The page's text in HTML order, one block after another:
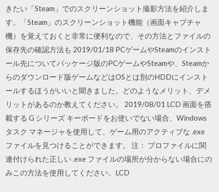
きたい「Steam」でのスクリーンショット撮影方法を紹介しま
す。「Steam」のスクリーンショット機能（画面キャプチャ
機）を覚えておくと非常に便利なので、その方法とファイルの
保存先の確認方法も 2019/01/18 PCゲームやSteamのインスト
ール先についてパッケージ版のPCゲームやSteamや、Steamか
らのダウンロード版ゲームなどはOSとは別のHDDにインスト
ールするほうがいいと聞きました。どのようなメリット、デメ
リットがあるのか教えてください。 2019/08/01 LCD 画面を搭
載する G シリーズ キーボードをお使いでない場合、Windows
タスク マネージャを使用して、ゲーム用のアクティブな .exe
ファイルを見つけることができます。 注： プロファイルに関
連付けられた正しい .exe ファイルの場所が分からない場合にの
みこの方法を使用してください。LCD